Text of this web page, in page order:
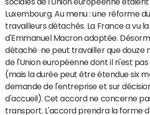
Luxembourg. Au menu : une réforme
travailleurs détachés. La France a vu
d'Emmanuel Macron adoptée.
détaché ne peut travailler que douze
de l'Union européenne dont il n'est
(mais la durée peut être étendue six
demande de l'entreprise et sur
d'accueil). Cet accord ne concerne
transport. L'accord prendra la forme